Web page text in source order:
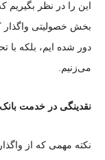
این را در نظر بگیریم
بخش خصولیتی واگذار
دور شده ایم، بلکه با
می‌زنیم.
نقدینگی در خدمت بانک
نکته مهمی که از